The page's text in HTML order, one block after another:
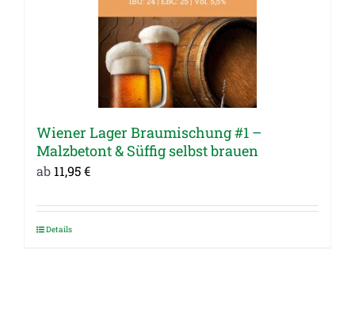
Wiener Lager Braumischung #1 –
Malzbetont & Süffig selbst brauen
ab 11,95€
Dieses
Details